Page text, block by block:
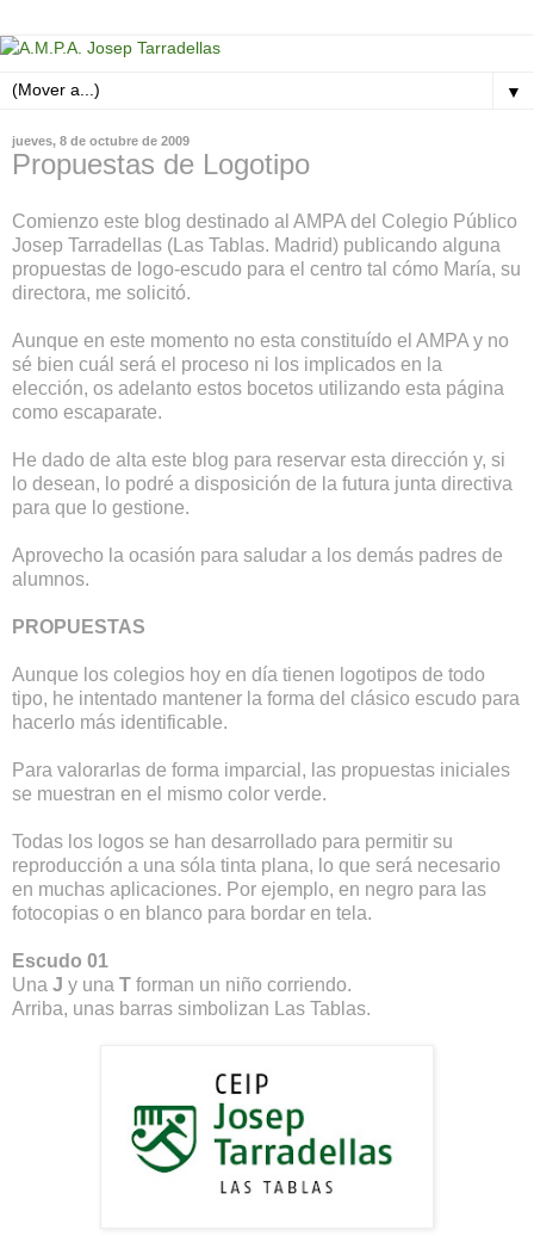
▼
jueves, 8 de octubre de 2009
Propuestas de Logotipo
Comienzo este blog destinado al AMPA del Colegio Público
Josep Tarradellas (Las Tablas. Madrid) publicando alguna
propuestas de logo-escudo para el centro tal cómo María, su
directora, me solicitó.
Aunque en este momento no esta constituído el AMPA y no
sé bien cuál será el proceso ni los implicados en la
elección, os adelanto estos bocetos utilizando esta página
como escaparate.
He dado de alta este blog para reservar esta dirección y, si
lo desean, lo podré a disposición de la futura junta directiva
para que lo gestione.
Aprovecho la ocasión para saludar a los demás padres de
alumnos.
PROPUESTAS
Aunque los colegios hoy en día tienen logotipos de todo
tipo, he intentado mantener la forma del clásico escudo para
hacerlo más identificable.
Para valorarlas de forma imparcial, las propuestas iniciales
se muestran en el mismo color verde.
Todas los logos se han desarrollado para permitir su
reproducción a una sóla tinta plana, lo que será necesario
en muchas aplicaciones. Por ejemplo, en negro para las
fotocopias o en blanco para bordar en tela.
Escudo 01
Una J y una T forman un niño corriendo.
Arriba, unas barras simbolizan Las Tablas.